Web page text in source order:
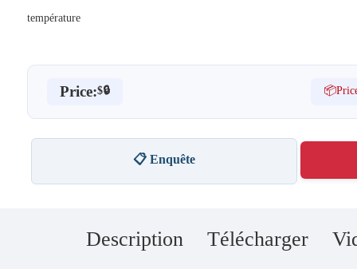
température
Price:$🔒
📋 Enquête
Description Télécharger